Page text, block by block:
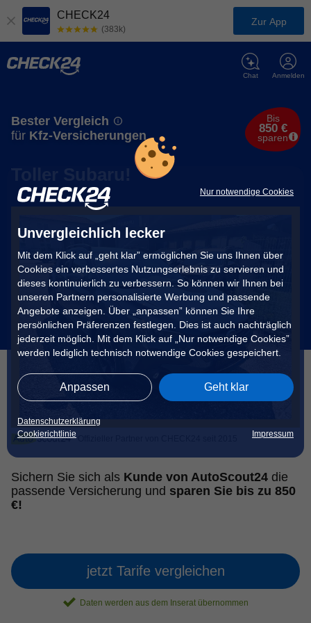
Nur notwendige Cookies
Unvergleichlich lecker
Mit dem Klick auf „geht klar” ermöglichen Sie uns Ihnen über
Cookies ein verbessertes Nutzungserlebnis zu servieren und
dieses kontinuierlich zu verbessern. So können wir Ihnen bei
unseren Partnern personalisierte Werbung und passende
Angebote anzeigen. Über „anpassen” können Sie Ihre
persönlichen Präferenzen festlegen. Dies ist auch nachträglich
jederzeit möglich. Mit dem Klick auf „Nur notwendige Cookies”
werden lediglich technisch notwendige Cookies gespeichert.
Anpassen Geht klar
Datenschutzerklärung
Cookierichtlinie
Impressum
CHECK24
(383k)
Zur App
Anmelden
Chat
Bester Vergleich
für Kfz-Versicherungen
Bis
850 €
sparen
Toller Subaru!
Sichern Sie sich als Kunde von AutoScout24 die
passende Versicherung und sparen Sie bis zu 850
€!
jetzt Tarife vergleichen
Daten werden aus dem Inserat übernommen